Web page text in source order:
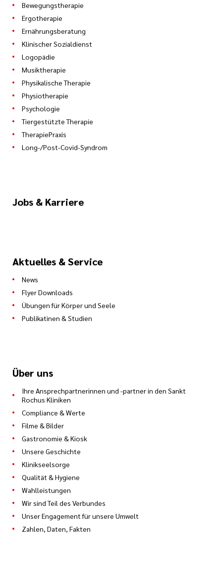
Bewegungstherapie
Ergotherapie
Ernährungsberatung
Klinischer Sozialdienst
Logopädie
Musiktherapie
Physikalische Therapie
Physiotherapie
Psychologie
Tiergestützte Therapie
TherapiePraxis
Long-/Post-Covid-Syndrom
Jobs & Karriere
Aktuelles & Service
News
Flyer Downloads
Übungen für Körper und Seele
Publikatinen & Studien
Über uns
Ihre Ansprechpartnerinnen und -partner in den Sankt
Rochus Kliniken
Compliance & Werte
Filme & Bilder
Gastronomie & Kiosk
Unsere Geschichte
Klinikseelsorge
Qualität & Hygiene
Wahlleistungen
Wir sind Teil des Verbundes
Unser Engagement für unsere Umwelt
Zahlen, Daten, Fakten